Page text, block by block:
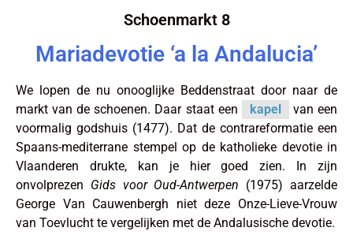
Schoenmarkt 8
Mariadevotie ‘a la Andalucia’
We lopen de nu onooglijke Beddenstraat door naar de
markt van de schoenen. Daar staat een
kapel
van een
voormalig godshuis (1477). Dat de contrareformatie een
Spaans-mediterrane stempel op de katholieke devotie in
Vlaanderen drukte, kan je hier goed zien. In zijn
onvolprezen Gids voor Oud-Antwerpen (1975) aarzelde
George Van Cauwenbergh niet deze Onze-Lieve-Vrouw
van Toevlucht te vergelijken met de Andalusische devotie.